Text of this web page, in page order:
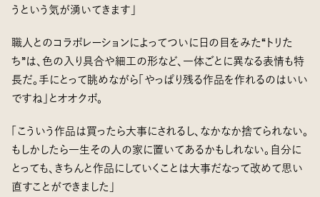
うという気が湧いてきます」
職人とのコラボレーションによってついに日の目をみた“トリた
ち”は、色の入り具合や細工の形など、一体ごとに異なる表情も特
長だ。手にとって眺めながら「やっぱり残る作品を作れるのはいい
ですね」とオオクボ。
「こういう作品は買ったら大事にされるし、なかなか捨てられない。
もしかしたら一生その人の家に置いてあるかもしれない。自分に
とっても、きちんと作品にしていくことは大事だなって改めて思い
直すことができました」